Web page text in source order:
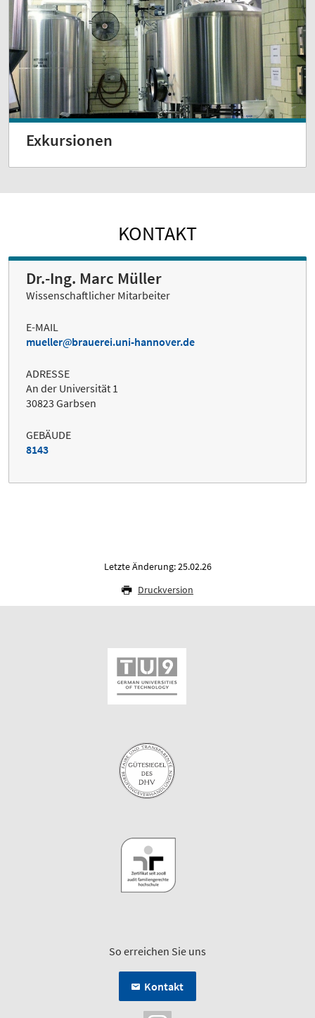
Exkursionen
KONTAKT
Dr.-Ing. Marc Müller
Wissenschaftlicher Mitarbeiter
E-MAIL
mueller
brauerei.uni-hannover.de
ADRESSE
An der Universität 1
30823 Garbsen
GEBÄUDE
8143
Letzte Änderung: 25.02.26
Druckversion
So erreichen Sie uns
Kontakt